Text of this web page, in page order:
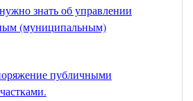
знать об управлении
(муниципальным)
публичными
.